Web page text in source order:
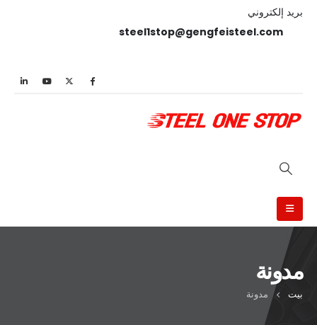
بريد إلكتروني
steel1stop@gengfeisteel.com
مدونة
بيت مدونة